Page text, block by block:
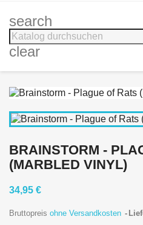
search
clear
BRAINSTORM -
(MARBLED VINYL)
34,95 €
Bruttopreis ohne Versandkosten